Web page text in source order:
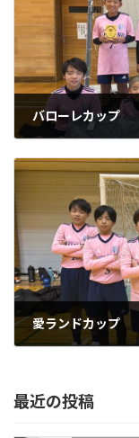
バローレカップ
愛ランドカップ
最近の投稿